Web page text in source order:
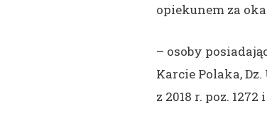
opiekunem za
– osoby
Karcie Polaka, Dz.
z 2018 r. poz. 1272